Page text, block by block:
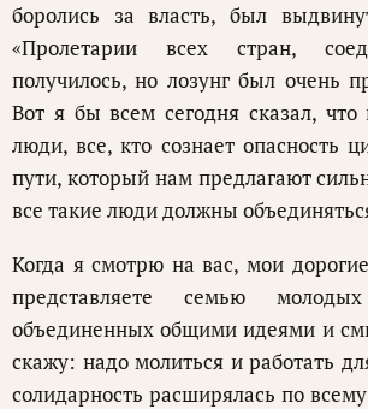
боролись за власть, был
«Пролетарии всех стран,
получилось, но лозунг был очень
Вот я бы всем сегодня сказал, что
люди, все, кто сознает опасность
пути, который нам предлагают
все такие люди должны
Когда я смотрю на вас, мои
представляете семью
объединенных общими идеями и
скажу: надо молиться и работать
солидарность расширялась по